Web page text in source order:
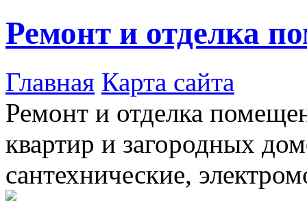
Ремонт и отделка
Главная Карта сайта
Ремонт и отделка
квартир и загородных
сантехнические,